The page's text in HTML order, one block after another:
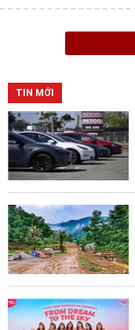
TIN MỚI